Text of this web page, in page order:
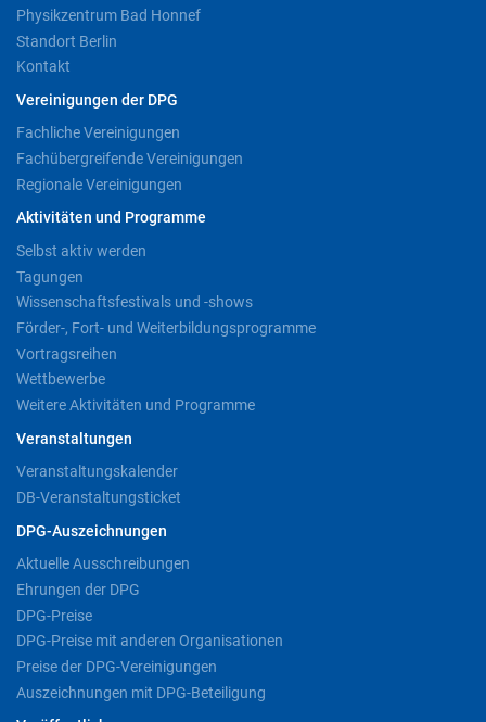
Physikzentrum Bad Honnef
Standort Berlin
Kontakt
Vereinigungen der DPG
Fachliche Vereinigungen
Fachübergreifende Vereinigungen
Regionale Vereinigungen
Aktivitäten und Programme
Selbst aktiv werden
Tagungen
Wissenschaftsfestivals und -shows
Förder-, Fort- und Weiterbildungsprogramme
Vortragsreihen
Wettbewerbe
Weitere Aktivitäten und Programme
Veranstaltungen
Veranstaltungskalender
DB-Veranstaltungsticket
DPG-Auszeichnungen
Aktuelle Ausschreibungen
Ehrungen der DPG
DPG-Preise
DPG-Preise mit anderen Organisationen
Preise der DPG-Vereinigungen
Auszeichnungen mit DPG-Beteiligung